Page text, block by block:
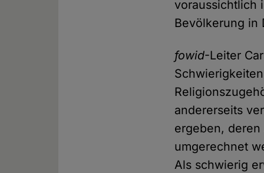
voraussichtlich
Bevölkerung in
fowid-Leiter
andererseits
ergeben,
umgerechnet
Als schwierig